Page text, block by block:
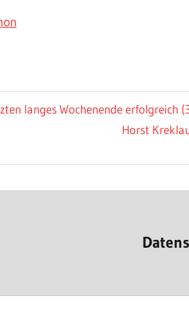
langes Wochenende erfolgreich
Nächster
Horst